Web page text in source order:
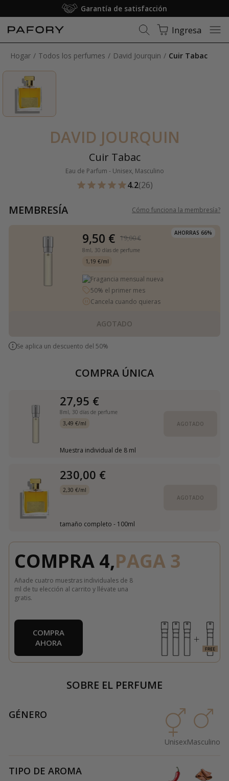
Garantía de satisfacción
Ingresa
Hogar Todos los perfumes David Jourquin Cuir Tabac
DAVID JOURQUIN
Cuir Tabac
Eau de Parfum - Unisex, Masculino
4.2(26)
MEMBRESÍA Cómo funciona la membresía?
AHORRAS 66%
9,50 € 19,00 €
8ml, 30 días de perfume
1,19 €/ml
Fragancia mensual nueva
50% el primer mes
Cancela cuando quieras
AGOTADO
Se aplica un descuento del 50%
COMPRA ÚNICA
27,95 €
8ml, 30 días de perfume
3,49 €/ml
Muestra individual de 8 ml
AGOTADO
230,00 €
2,30 €/ml
tamaño completo - 100ml
AGOTADO
COMPRA 4,PAGA 3
Añade cuatro muestras individuales de 8
ml de tu elección al carrito y llévate una
gratis.
COMPRA
AHORA
SOBRE EL PERFUME
GÉNERO
UnisexMasculino
TIPO DE AROMA